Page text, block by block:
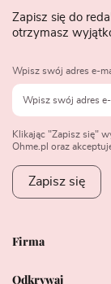
Firma
Odkrywaj
Zapisz się do
otrzymasz
Wpisz swój adres e-
Klikając "Zapisz się"
Ohme.pl oraz
Zapisz się